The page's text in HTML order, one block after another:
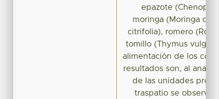
epazote
moringa (Moringa
citrifolia), romero
tomillo (Thymus
alimentación de los
resultados son, al
de las unidades
traspatio se observó